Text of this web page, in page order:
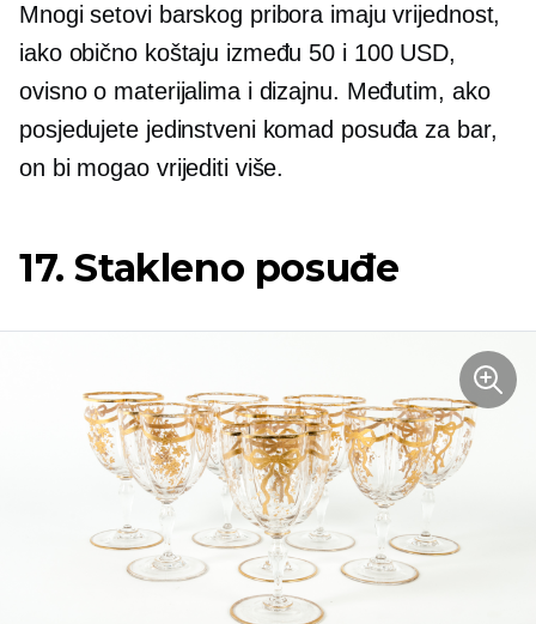
Mnogi setovi barskog pribora imaju vrijednost,
iako obično koštaju između 50 i 100 USD,
ovisno o materijalima i dizajnu. Međutim, ako
posjedujete jedinstveni komad posuđa za bar,
on bi mogao vrijediti više.
17. Stakleno posuđe